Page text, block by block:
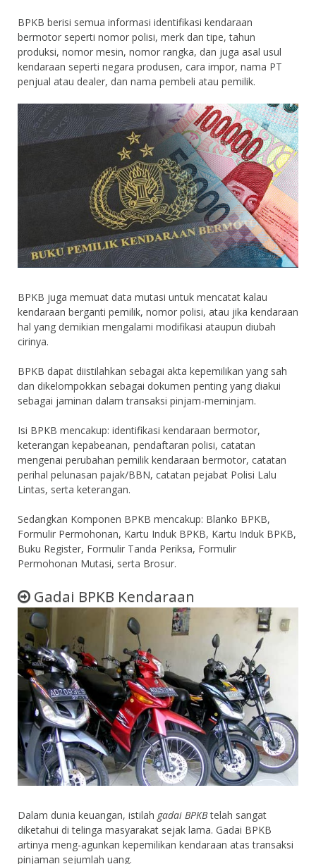
BPKB berisi semua informasi identifikasi kendaraan
bermotor seperti nomor polisi, merk dan tipe, tahun
produksi, nomor mesin, nomor rangka, dan juga asal usul
kendaraan seperti negara produsen, cara impor, nama PT
penjual atau dealer, dan nama pembeli atau pemilik.
BPKB juga memuat data mutasi untuk mencatat kalau
kendaraan berganti pemilik, nomor polisi, atau jika kendaraan
hal yang demikian mengalami modifikasi ataupun diubah
cirinya.
BPKB dapat diistilahkan sebagai akta kepemilikan yang sah
dan dikelompokkan sebagai dokumen penting yang diakui
sebagai jaminan dalam transaksi pinjam-meminjam.
Isi BPKB mencakup: identifikasi kendaraan bermotor,
keterangan kepabeanan, pendaftaran polisi, catatan
mengenai perubahan pemilik kendaraan bermotor, catatan
perihal pelunasan pajak/BBN, catatan pejabat Polisi Lalu
Lintas, serta keterangan.
Sedangkan Komponen BPKB mencakup: Blanko BPKB,
Formulir Permohonan, Kartu Induk BPKB, Kartu Induk BPKB,
Buku Register, Formulir Tanda Periksa, Formulir
Permohonan Mutasi, serta Brosur.
Gadai BPKB Kendaraan
Dalam dunia keuangan, istilah gadai BPKBtelah sangat
diketahui di telinga masyarakat sejak lama. Gadai BPKB
artinya meng-agunkan kepemilikan kendaraan atas transaksi
pinjaman sejumlah uang.